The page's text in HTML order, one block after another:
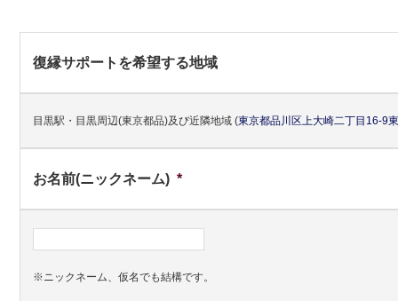
復縁サポートを希望する地域
目黒駅・目黒周辺(東京都品)及び近隣地域(東京都品川区上大崎二丁目16-9
お名前(ニックネーム) *
※ニックネーム、仮名でも結構です。